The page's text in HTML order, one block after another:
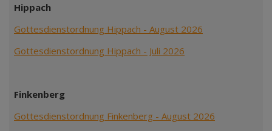
Hippach
Gottesdienstordnung Hippach - August 2026
Gottesdienstordnung Hippach - Juli 2026
Finkenberg
Gottesdienstordnung Finkenberg - August 2026